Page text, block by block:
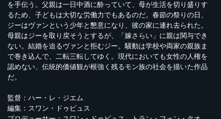
を手伝う。父親は一日中酒に酔っていて、母が生活を切り盛りす
るため、子どもは大切な労働力でもあるのだ。春節の祭りの日、
ジーはヴァンという少年と懇意になり、彼の家に連れ去られた。
母親はジーを取り戻そうとするが、「嫁さらい」に親は関与でき
ない。結婚を迫るヴァンと拒むジー。騒動は学校や両家の親族ま
で巻き込んで、二転三転してゆく。現代においても女性の人権を
認めない、伝統的価値観が根強く残るモン族の社会を描いた作品
だ。
監督：ハー・レ・ジエム
編集：スワン・ドゥビュス